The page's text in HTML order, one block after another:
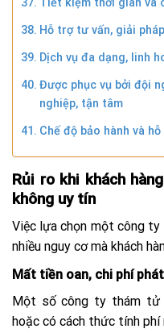
Hỗ trợ tư vấn, giải
Dịch vụ đa dạng, linh
Được phục vụ bởi đội
nghiệp, tận tâm
Chế độ bảo hành và
Rủi ro khi khách
không uy tín
Việc lựa chọn một công
nhiều nguy cơ mà khách
Mất tiền oan, chi phí
Một số công ty thám tử
hoặc có cách thức tính phí